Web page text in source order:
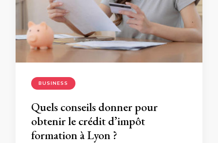
BUSINESS
Quels conseils donner pour
obtenir le crédit d’impôt
formation à Lyon ?